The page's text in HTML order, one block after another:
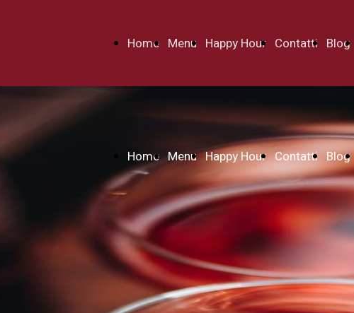
Home Menu Happy Hour Contatti Blog
Home Menu Happy Hour Contatti Blog